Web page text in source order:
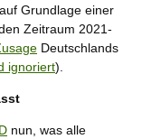
Grundlage einer
Zeitraum 2021-
Deutschlands
ignoriert).
nun, was alle